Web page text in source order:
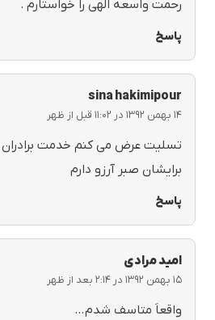
رحمت واسعه الهی را خواستارم .
پاسخ
sina hakimipour
۱۴ بهمن ۱۳۹۲ در ۱۱:۰۲ قبل از ظهر
تسلیت عرض می کنم خدمت
برایشان صبر آرزو دارم
پاسخ
امید مرادی
۱۵ بهمن ۱۳۹۲ در ۲:۱۴ بعد از ظهر
واقعاَ متاسف شدم…